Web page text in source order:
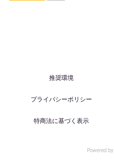
推奨環境
プライバシーポリシー
特商法に基づく表示
Powered by